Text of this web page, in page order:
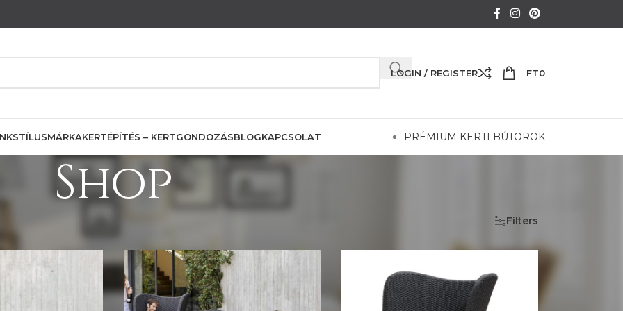
LOGIN / REGISTER FT0
STÍLUSMÁRKAKERTÉPÍTÉS – KERTGONDOZÁSBLOGKAPCSOLAT PRÉMIUM KERTI BÚTOROK
Shop
Filters